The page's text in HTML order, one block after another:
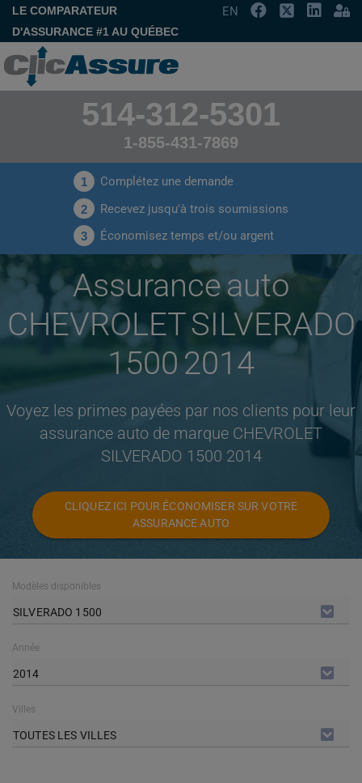
LE COMPARATEUR
D'ASSURANCE #1 AU QUÉBEC
EN
514-312-5301
1-855-431-7869
1 Complétez une demande
2 Recevez jusqu'à trois soumissions
3 Économisez temps et/ou argent
Assurance auto
CHEVROLET SILVERADO
1500 2014
Voyez les primes payées par nos clients pour leur
assurance auto de marque CHEVROLET
SILVERADO 1500 2014
CLIQUEZ ICI POUR ÉCONOMISER SUR VOTRE
ASSURANCE AUTO
Modèles disponibles
SILVERADO 1500
Année
2014
Villes
TOUTES LES VILLES